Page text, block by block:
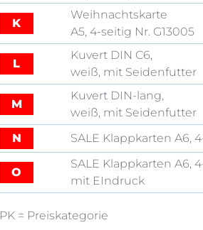
K
Weihnachtskarte
A5, 4-seitig Nr. G13005
L
Kuvert DIN C6,
weiß, mit Seidenfutter
M
Kuvert DIN-lang,
weiß, mit Seidenfutter
N SALE Klappkarten A6,
O
SALE Klappkarten A6,
mit EIndruck
PK = Preiskategorie